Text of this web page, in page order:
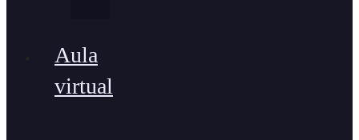
Aula
virtual